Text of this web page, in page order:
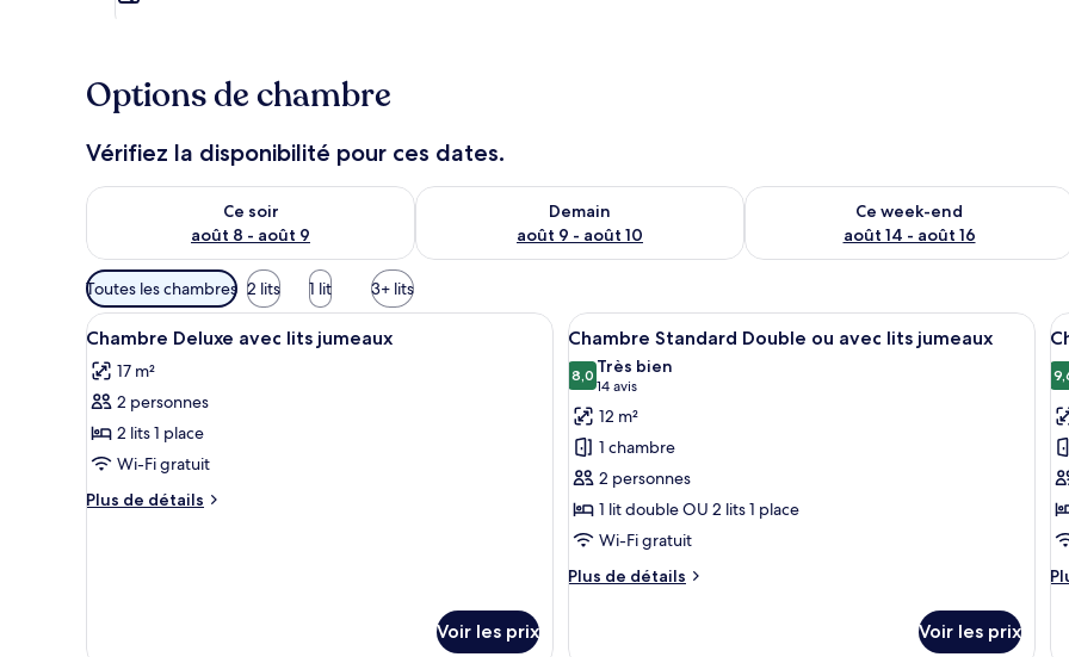
Options de chambre
Vérifiez la disponibilité pour ces dates.
Ce soir
août 8 - août 9
Vérifier la disponibilité pour ce soir août 8 - août 9
Demain
août 9 - août 10
Vérifier la disponibilité pour demain août 9 - août 10
Ce week-end
août 14 - août 16
Vérifier la disponibilité pour ce week-
Filtres
disponibles
pour
les
chambres
Toutes les chambres 2 lits 1 lit 3+ lits
Afficher
toutes
les
photos
pour
ce
type
de
Une chambre d’hôtel avec un grand lit, un bureau, une chaise, une lampe et une fenêtre avec des rideaux.
5
Chambre Deluxe avec lits jumeaux
17 m²
2 personnes
2 lits 1 place
Wi-Fi gratuit
Plus de détails
Plus
chambre
Voir les prix
Afficher
toutes
les
photos
pour
ce
type
de
chambre :
Chambre
Une chambre d’hôtel avec deux lits
4
Chambre Standard Double ou avec lits jumeaux
8,08,0 sur 10
Très bien
14 avis
(14 avis)
12 m²
1 chambre
2 personnes
1 lit double OU 2 lits 1 place
Wi-Fi gratuit
Plus de détails
Plus
Voir les prix